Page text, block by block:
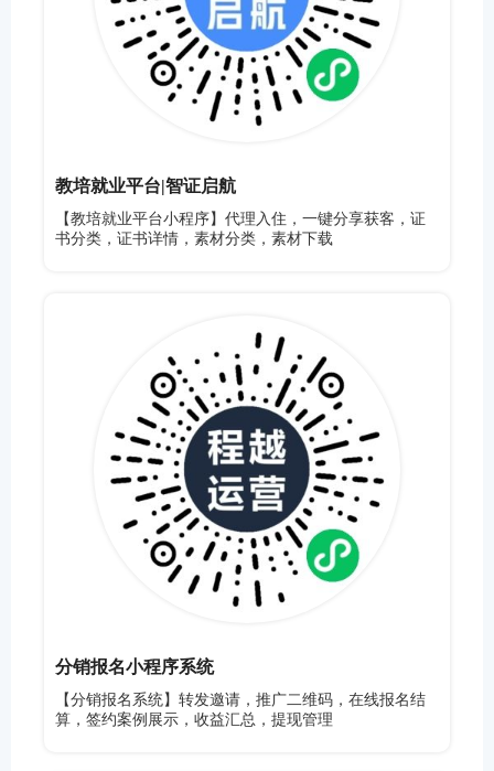
教培就业平台|智证启航
【教培就业平台小程序】代理入住，一键分享获客，证
书分类，证书详情，素材分类，素材下载
分销报名小程序系统
【分销报名系统】转发邀请，推广二维码，在线报名结
算，签约案例展示，收益汇总，提现管理